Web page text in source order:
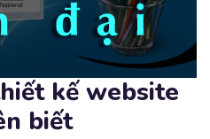
kế website
biết